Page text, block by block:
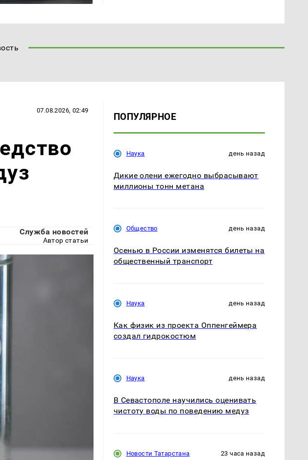
07.08.2026, 02:49
Служба новостей
Автор статьи
ПОПУЛЯРНОЕ
Наука день назад
Дикие олени ежегодно выбрасывают
миллионы тонн метана
Общество день назад
Осенью в России изменятся билеты на
общественный транспорт
Наука день назад
Как физик из проекта Оппенгеймера
создал гидрокостюм
Наука день назад
В Севастополе научились оценивать
чистоту воды по поведению медуз
Новости Татарстана 23 часа назад